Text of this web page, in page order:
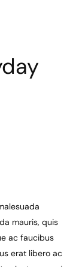
mauris, quis
ac faucibus
erat libero ac